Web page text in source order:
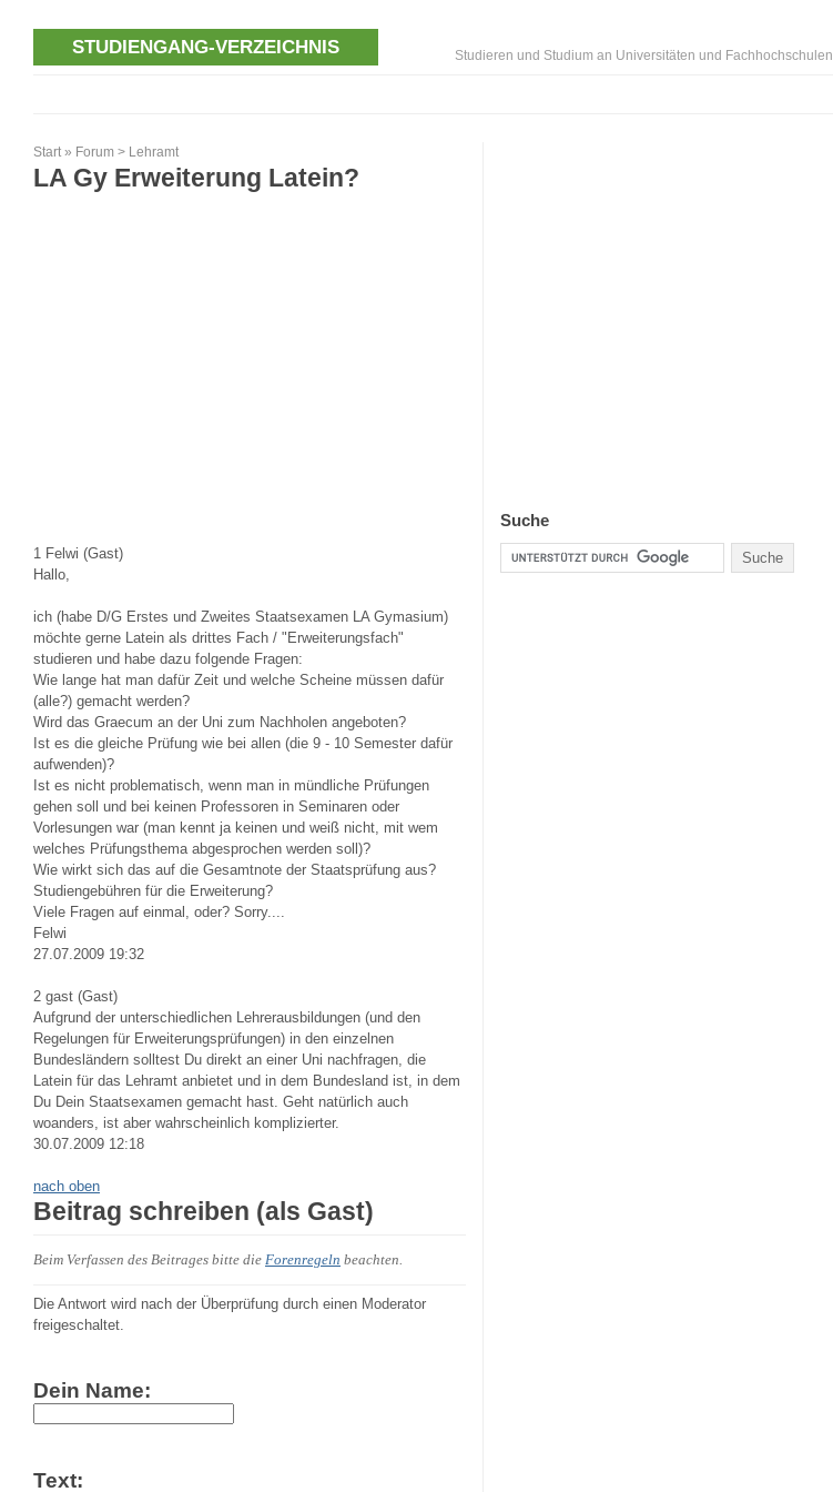
STUDIENGANG-VERZEICHNIS Studieren und Studium an Universitäten und Fachhochschulen
Start » Forum > Lehramt
LA Gy Erweiterung Latein?
1 Felwi (Gast)
Hallo,
ich (habe D/G Erstes und Zweites Staatsexamen LA Gymasium)
möchte gerne Latein als drittes Fach / "Erweiterungsfach"
studieren und habe dazu folgende Fragen:
Wie lange hat man dafür Zeit und welche Scheine müssen dafür
(alle?) gemacht werden?
Wird das Graecum an der Uni zum Nachholen angeboten?
Ist es die gleiche Prüfung wie bei allen (die 9 - 10 Semester dafür
aufwenden)?
Ist es nicht problematisch, wenn man in mündliche Prüfungen
gehen soll und bei keinen Professoren in Seminaren oder
Vorlesungen war (man kennt ja keinen und weiß nicht, mit wem
welches Prüfungsthema abgesprochen werden soll)?
Wie wirkt sich das auf die Gesamtnote der Staatsprüfung aus?
Studiengebühren für die Erweiterung?
Viele Fragen auf einmal, oder? Sorry....
Felwi
27.07.2009 19:32
2 gast (Gast)
Aufgrund der unterschiedlichen Lehrerausbildungen (und den
Regelungen für Erweiterungsprüfungen) in den einzelnen
Bundesländern solltest Du direkt an einer Uni nachfragen, die
Latein für das Lehramt anbietet und in dem Bundesland ist, in dem
Du Dein Staatsexamen gemacht hast. Geht natürlich auch
woanders, ist aber wahrscheinlich komplizierter.
30.07.2009 12:18
nach oben
Beitrag schreiben (als Gast)
Beim Verfassen des Beitrages bitte die Forenregeln beachten.
Die Antwort wird nach der Überprüfung durch einen Moderator
freigeschaltet.
Dein Name:
Text:
Suche